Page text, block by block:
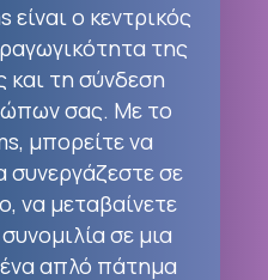
ο κεντρικός
της
και τη σύνδεση
σας. Με το
μπορείτε να
συνεργάζεστε σε
να μεταβαίνετε
σε μια
απλό πάτημα